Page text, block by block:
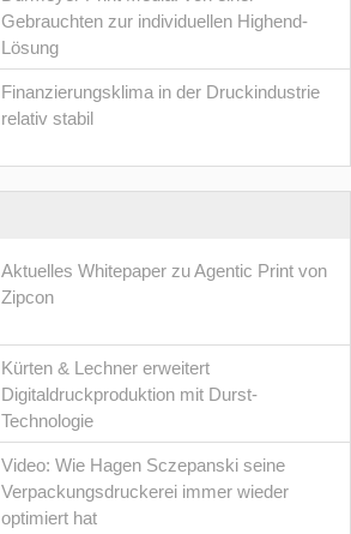
Gebrauchten zur individuellen Highend-
Lösung
Finanzierungsklima in der Druckindustrie
relativ stabil
Aktuelles Whitepaper zu Agentic Print von
Zipcon
Kürten & Lechner erweitert
Digitaldruckproduktion mit Durst-
Technologie
Video: Wie Hagen Sczepanski seine
Verpackungsdruckerei immer wieder
optimiert hat